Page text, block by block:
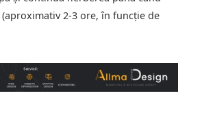
2-3 ore, în funcție de